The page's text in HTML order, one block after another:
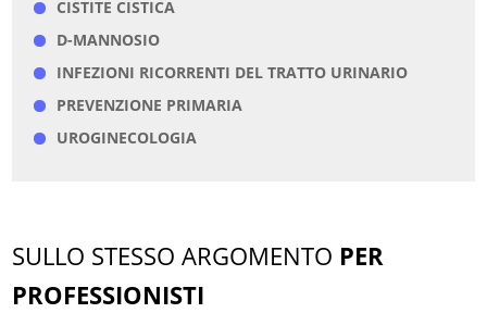
CISTITE CISTICA
D-MANNOSIO
INFEZIONI RICORRENTI DEL TRATTO URINARIO
PREVENZIONE PRIMARIA
UROGINECOLOGIA
SULLO STESSO ARGOMENTO PER
PROFESSIONISTI